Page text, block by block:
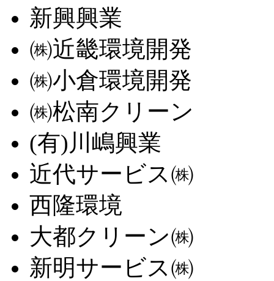
新興興業
㈱近畿環境開発
㈱小倉環境開発
㈱松南クリーン
(有)川嶋興業
近代サービス㈱
西隆環境
大都クリーン㈱
新明サービス㈱